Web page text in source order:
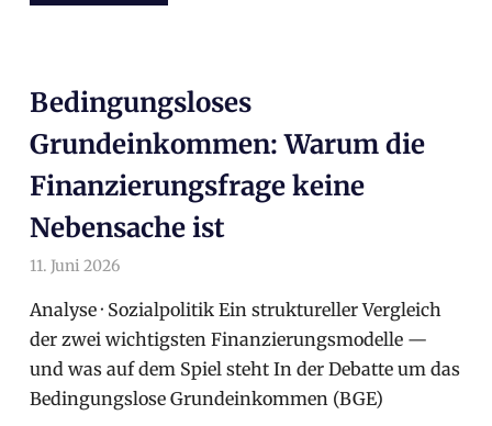
Bedingungsloses
Grundeinkommen: Warum die
Finanzierungsfrage keine
Nebensache ist
11. Juni 2026
Analyse · Sozialpolitik Ein struktureller Vergleich
der zwei wichtigsten Finanzierungsmodelle —
und was auf dem Spiel steht In der Debatte um das
Bedingungslose Grundeinkommen (BGE)